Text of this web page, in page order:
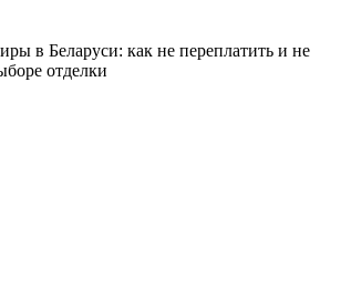
в Беларуси: как не переплатить и не
отделки